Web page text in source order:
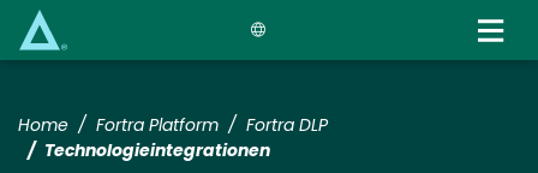
Home Fortra Platform
Fortra DLP
Technologieintegrationen